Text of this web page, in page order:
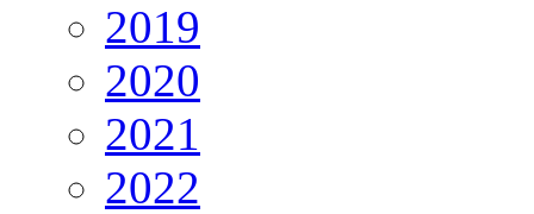
2019
2020
2021
2022